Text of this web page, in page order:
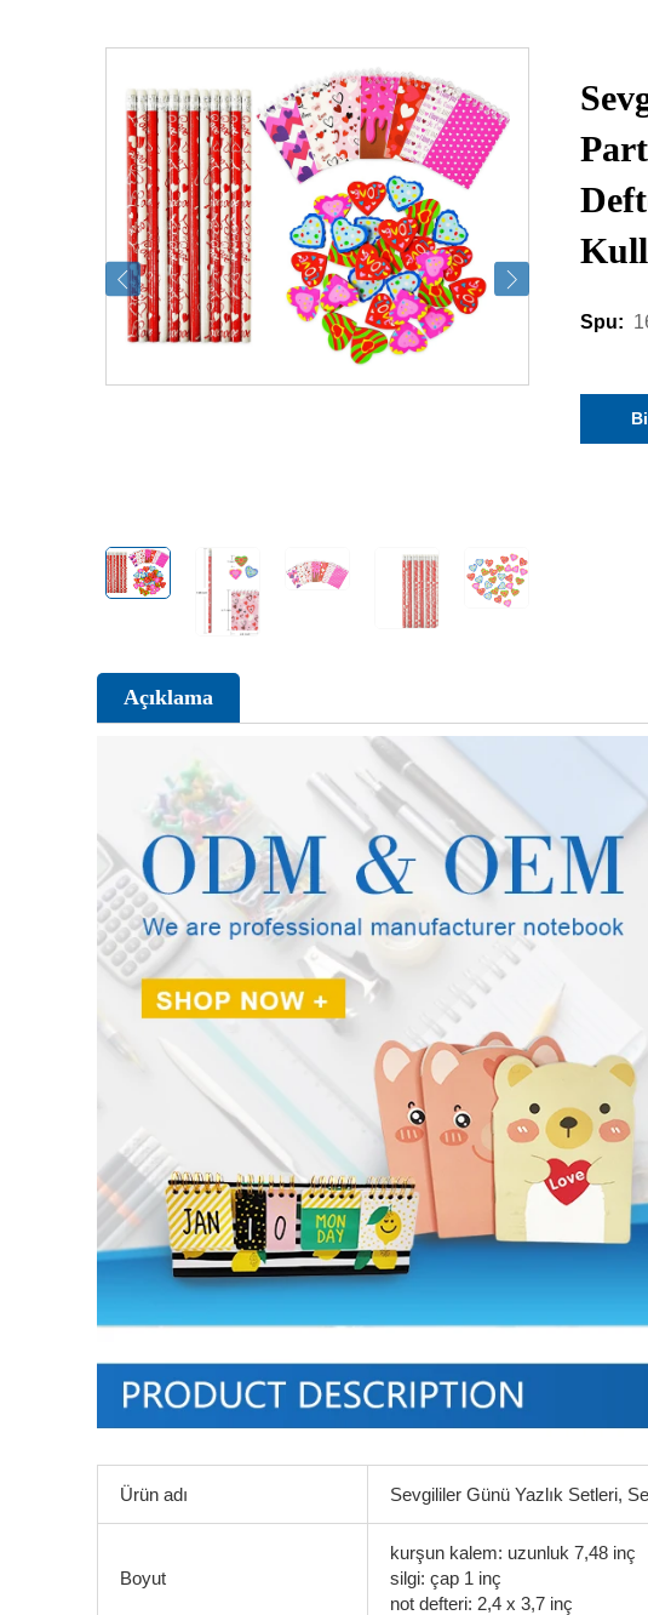
Spu:
Açıklama
Ürün adı Sevgililer Günü Yazlık Setleri,
Boyut
kurşun kalem: uzunluk 7,48 inç
silgi: çap 1 inç
not defteri: 2,4 x 3,7 inç